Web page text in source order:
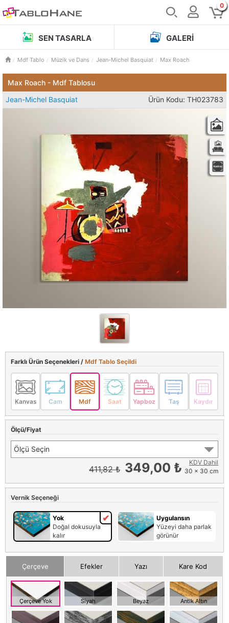
0
SEN TASARLA GALERI
Mdf Tablo Müzik ve Dans Jean-Michel Basquiat Max Roach
Max Roach - Mdf Tablosu
Jean-Michel Basquiat
Ürün Kodu: TH023783
Farklı Ürün Seçenekleri / Mdf Tablo Seçildi
Kanvas Cam Mdf Saat Yapboz Taş Kaydır
Ölçü/Fiyat
Ölçü Seçin
411,82 ₺ 349,00 ₺
KDV Dahil
30 x 30 cm
Vernik Seçeneği
Yok
Doğal dokusuyla
kalır
Uygulansın
Yüzeyi daha parlak
görünür
Çerçeve Efekler Yazı Kare Kod
Çerçeve Yok Siyah Beyaz Antik Altın